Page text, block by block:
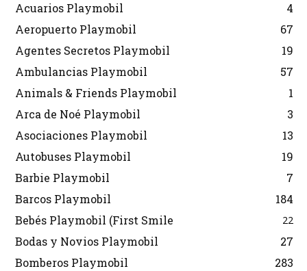
Acuarios Playmobil
4
Aeropuerto Playmobil
67
Agentes Secretos Playmobil
19
Ambulancias Playmobil
57
Animals & Friends Playmobil
1
Arca de Noé Playmobil
3
Asociaciones Playmobil
13
Autobuses Playmobil
19
Barbie Playmobil
7
Barcos Playmobil
184
Bebés Playmobil (First Smile
22
Bodas y Novios Playmobil
27
Bomberos Playmobil
283